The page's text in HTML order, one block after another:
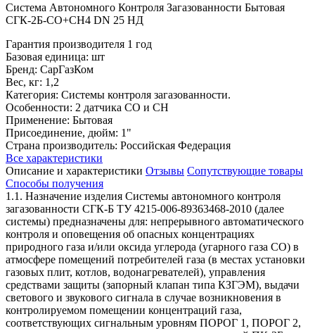
Система Автономного Контроля Загазованности Бытовая
СГК-2Б-СО+СН4 DN 25 НД
Гарантия производителя 1 год
Базовая единица: шт
Бренд: СарГазКом
Вес, кг: 1,2
Категория: Системы контроля загазованности.
Особенности: 2 датчика СО и СН
Применение: Бытовая
Присоединение, дюйм: 1"
Страна производитель: Российская Федерация
Все характеристики
Описание и характеристики Отзывы Сопутствующие товары
Способы получения
1.1. Назначение изделия Системы автономного контроля
загазованности СГК-Б ТУ 4215-006-89363468-2010 (далее
системы) предназначены для: непрерывного автоматического
контроля и оповещения об опасных концентрациях
природного газа и/или оксида углерода (угарного газа СО) в
атмосфере помещений потребителей газа (в местах установки
газовых плит, котлов, водонагревателей), управления
средствами защиты (запорный клапан типа КЗГЭМ), выдачи
светового и звукового сигнала в случае возникновения в
контролируемом помещении концентраций газа,
соответствующих сигнальным уровням ПОРОГ 1, ПОРОГ 2,